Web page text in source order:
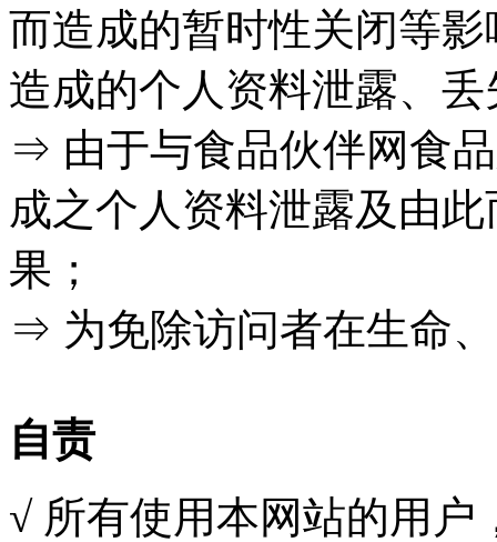
而造成的暂时性关闭等
造成的个人资料泄露、
⇒ 由于与食品伙伴网食
成之个人资料泄露及由
果；
⇒ 为免除访问者在生命
自责
√ 所有使用本网站的用